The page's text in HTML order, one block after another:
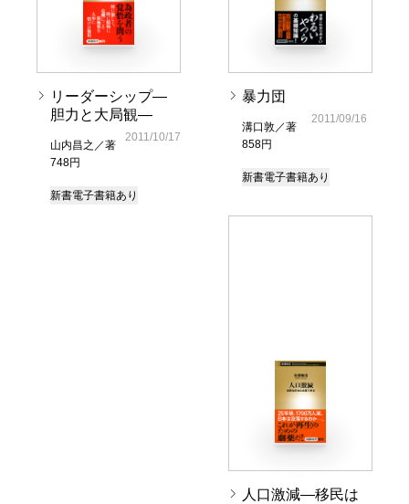
リーダーシップ―
胆力と大局観―
山内昌之／著
748円
2011/10/17
新書電子書籍あり
暴力団
溝口敦／著
858円
2011/09/16
新書電子書籍あり
人口激減―移民は